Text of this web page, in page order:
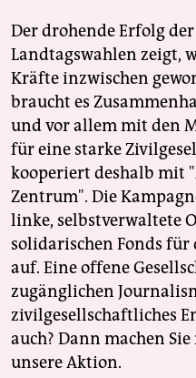
Der drohende Erfolg
Landtagswahlen zeigt,
Kräfte inzwischen
braucht es
und vor allem mit den
für eine starke
kooperiert deshalb mit
Zentrum". Die
linke, selbstverwaltete
solidarischen Fonds für
auf. Eine offene
zugänglichen
zivilgesellschaftliches
auch? Dann machen
unsere Aktion.